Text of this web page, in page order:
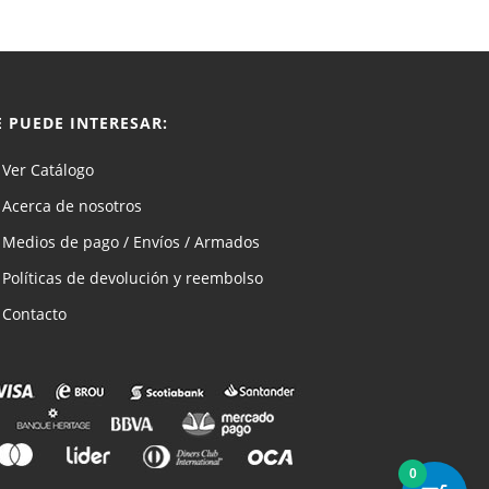
PUEDE INTERESAR:
Ver Catálogo
Acerca de nosotros
Medios de pago / Envíos / Armados
Políticas de devolución y reembolso
Contacto
0